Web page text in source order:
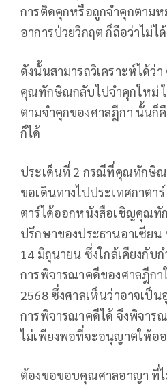
การติดคุกหรือถูกจำคุกตามห
อาการป่วยวิกฤต ก็ถือว่าไม่
ดังนั้นสามารถวิเคราะห์ได้ว่
คุณทักษิณกลับไปจำคุกใหม่
ตามจำคุกของศาลฎีกา นั้นก็
ก็ได้
ประเด็นที่ 2 กรณีที่คุณทักษิ
ขอเดินทางไปประเทศกาตา
ตาร์ได้ออกหนังสือเชิญคุณทั
ปรึกษาของประธานอาเซียน
14 มิถุนายน ซึ่งใกล้เคียงกับ
การพิจารณาคดีของศาลฎีก
2568 ซึ่งศาลเห็นว่าอาจเป็
การพิจารณาคดีได้ จึงพิจาร
ไม่เพียงพอที่จะอนุญาตให้อ
ต้องขอขอบคุณศาลอาญา ที่